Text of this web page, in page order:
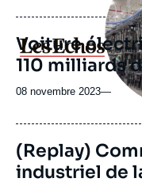
Logo
Voiture
110 milliards
08 novembre 2023—
(Replay)
industriel de